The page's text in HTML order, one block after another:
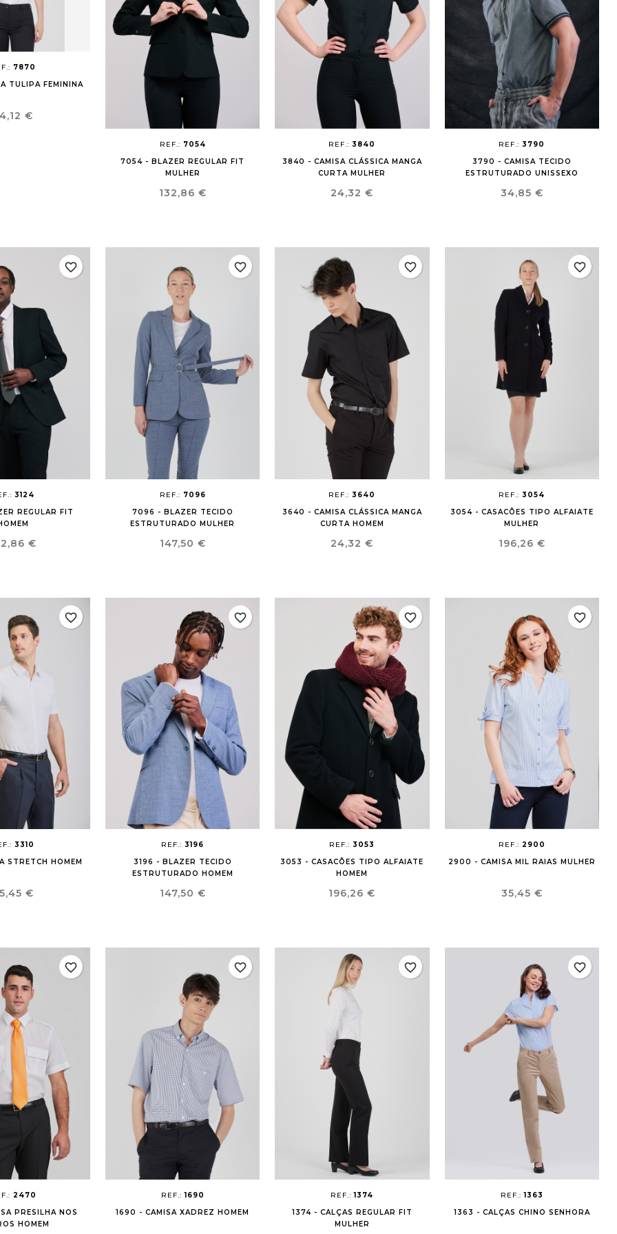
7870
TULIPA FEMININA
€
REF.: 7054
7054 - BLAZER REGULAR FIT
MULHER
Preço
132,86 €
REF.:3840
3840 - CAMISA CLÁSSICA MANGA
CURTA MULHER
Preço
24,32 €
REF.:3790
3790 - CAMISA TECIDO
ESTRUTURADO UNISSEXO
Preço
34,85 €
3124
REGULAR FIT
€
favorite_border
REF.: 7096
7096 - BLAZER TECIDO
ESTRUTURADO MULHER
Preço
147,50 €
favorite_border
REF.:3640
3640 - CAMISA CLÁSSICA MANGA
CURTA HOMEM
Preço
24,32 €
favorite_border
REF.:3054
3054 - CASACÕES TIPO ALFAIATE
MULHER
Preço
196,26 €
favorite_border
3310
STRETCH HOMEM
€
favorite_border
REF.:3196
3196 - BLAZER TECIDO
ESTRUTURADO HOMEM
Preço
147,50 €
favorite_border
REF.:3053
3053 - CASACÕES TIPO ALFAIATE
HOMEM
Preço
196,26 €
favorite_border
REF.: 2900
2900 - CAMISA MIL RAIAS MULHER
Preço
35,45 €
favorite_border
2470
PRESILHA NOS
HOMEM
favorite_border
REF.:1690
1690 - CAMISA XADREZ HOMEM
favorite_border
REF.:1374
1374 - CALÇAS REGULAR FIT
MULHER
favorite_border
REF.:1363
1363 - CALÇAS CHINO SENHORA
favorite_border